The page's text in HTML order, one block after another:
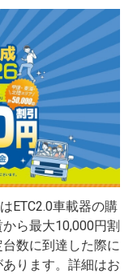
ETC2.0車載器の購
ら最大10,000円割
数に到達した際に
ります。詳細はお